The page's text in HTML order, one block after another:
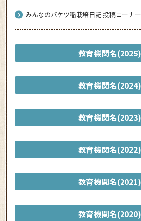
みんなのバケツ稲栽培日記 投稿コーナー
教育機関名(2025)
教育機関名(2024)
教育機関名(2023)
教育機関名(2022)
教育機関名(2021)
教育機関名(2020)